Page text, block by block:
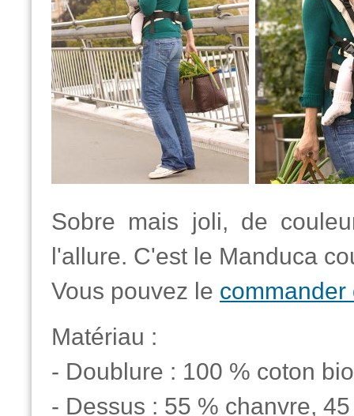
Sobre mais joli, de
l'allure. C'est le Manduca
Vous pouvez le commander
Matériau :
- Doublure : 100 % coton bio
- Dessus : 55 % chanvre,